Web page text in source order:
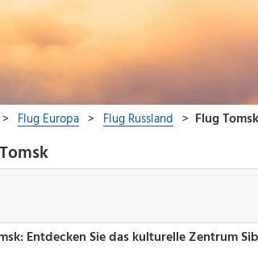
Entdecken Sie das kulturelle Zentrum